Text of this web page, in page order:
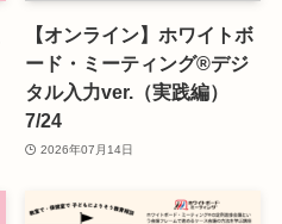
【オンライン】ホワイトボ
ード・ミーティング®デジ
タル入力ver.（実践編）
7/24
2026年07月14日